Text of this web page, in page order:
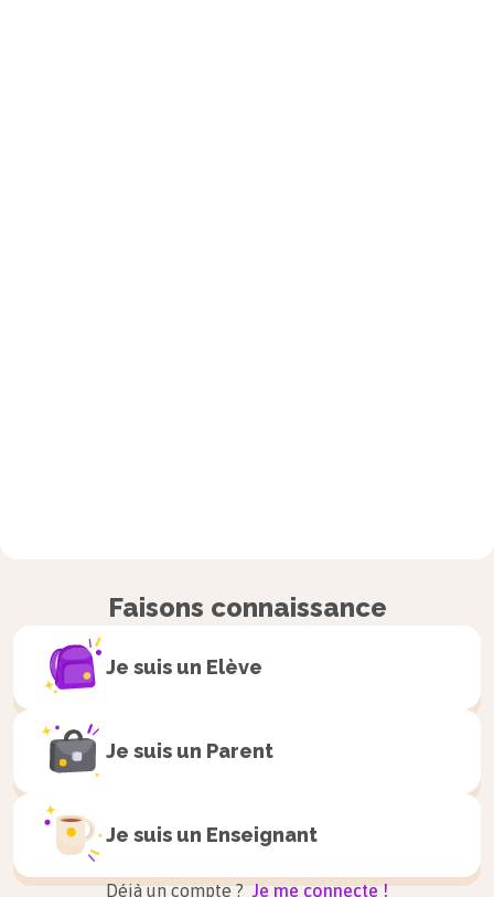
Faisons connaissance
Je suis un Elève
Je suis un Parent
Je suis un Enseignant
Déjà un compte ? Je me connecte !